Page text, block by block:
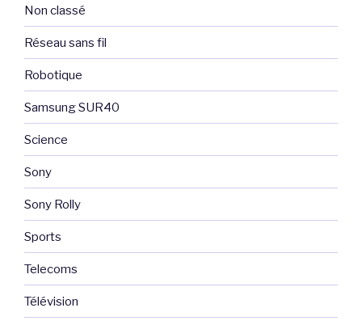
Non classé
Réseau sans fil
Robotique
Samsung SUR40
Science
Sony
Sony Rolly
Sports
Telecoms
Télévision